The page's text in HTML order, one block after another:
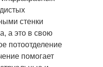
стенки
а это в свою
потоотделение
помогает